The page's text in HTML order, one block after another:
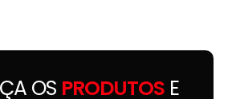
OS PRODUTOSE